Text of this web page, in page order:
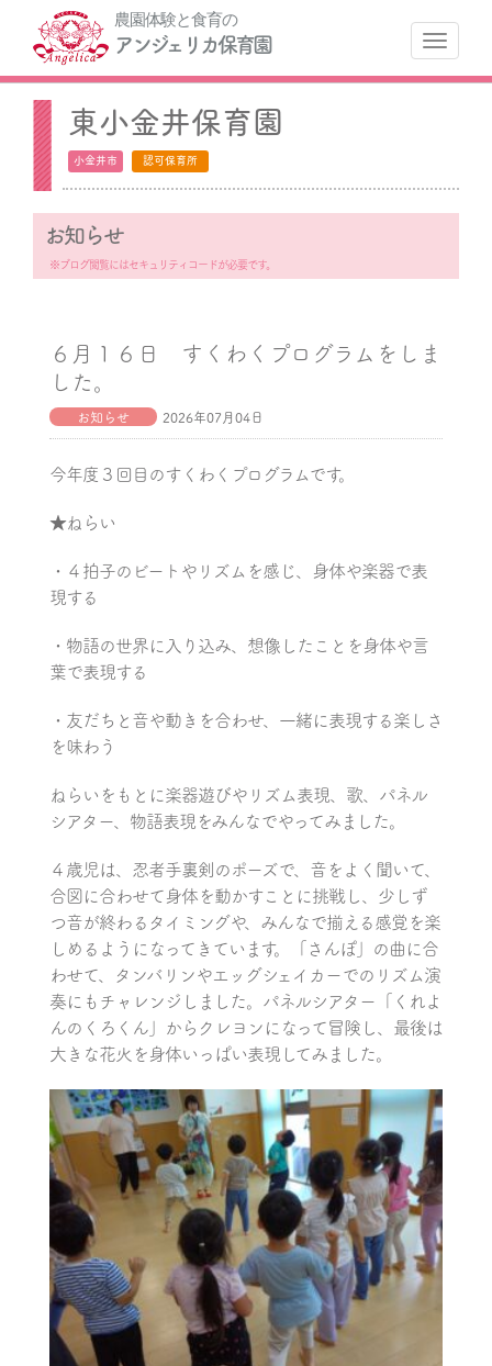
農園体験と食育の
アンジェリカ保育園 ナ
東小金井保育園
小金井市 認可保育所
お知らせ
※ブログ閲覧にはセキュリティコードが必要です。
６月１６日 すくわくプログラムをしま
した。
お知らせ 2026年07月04日
今年度３回目のすくわくプログラムです。
★ねらい
・４拍子のビートやリズムを感じ、身体や楽器で表
現する
・物語の世界に入り込み、想像したことを身体や言
葉で表現する
・友だちと音や動きを合わせ、一緒に表現する楽しさ
を味わう
ねらいをもとに楽器遊びやリズム表現、歌、パネル
シアター、物語表現をみんなでやってみました。
４歳児は、忍者手裏剣のポーズで、音をよく聞いて、
合図に合わせて身体を動かすことに挑戦し、少しず
つ音が終わるタイミングや、みんなで揃える感覚を楽
しめるようになってきています。「さんぽ」の曲に合
わせて、タンバリンやエッグシェイカーでのリズム演
奏にもチャレンジしました。パネルシアター「くれよ
んのくろくん」からクレヨンになって冒険し、最後は
大きな花火を身体いっぱい表現してみました。